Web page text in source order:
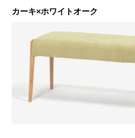
カーキ×ホワイトオーク